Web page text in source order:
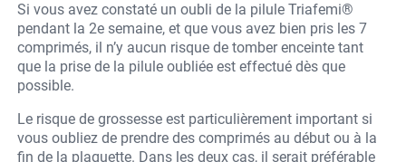
Si vous avez constaté un oubli de la pilule Triafemi®
pendant la 2e semaine, et que vous avez bien pris les 7
comprimés, il n’y aucun risque de tomber enceinte tant
que la prise de la pilule oubliée est effectué dès que
possible.
Le risque de grossesse est particulièrement important si
vous oubliez de prendre des comprimés au début ou à la
fin de la plaquette. Dans les deux cas, il serait préférable